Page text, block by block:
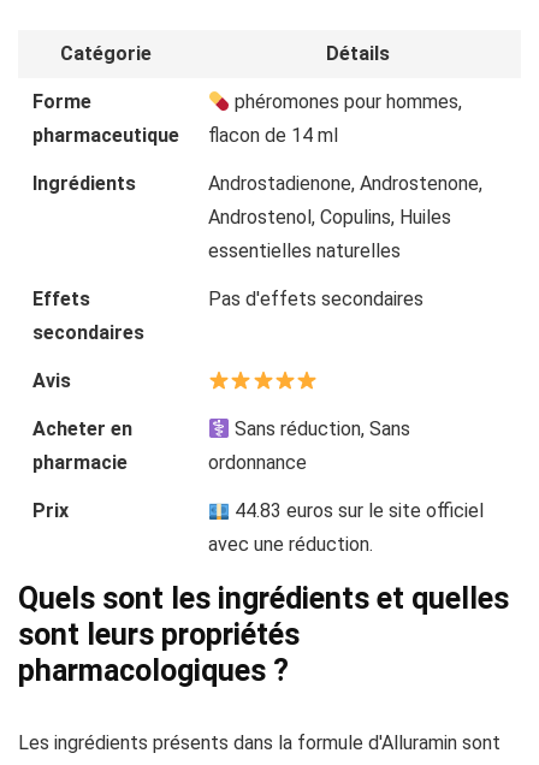
Catégorie Détails
Forme
pharmaceutique
phéromones pour hommes,
flacon de 14 ml
Ingrédients
Androstadienone, Androstenone,
Androstenol, Copulins, Huiles
essentielles naturelles
Effets
secondaires
Pas d'effets secondaires
Avis
Acheter en
pharmacie
Sans réduction, Sans
ordonnance
Prix
44.83 euros sur le site officiel
avec une réduction.
Quels sont les ingrédients et quelles
sont leurs propriétés
pharmacologiques ?
Les ingrédients présents dans la formule d'Alluramin sont